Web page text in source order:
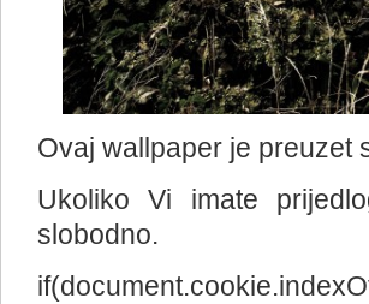
Ovaj wallpaper je preuzet
Ukoliko Vi imate
slobodno.